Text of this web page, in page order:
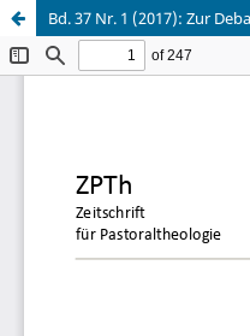
Bd. 37 Nr. 1 (2017): Zur